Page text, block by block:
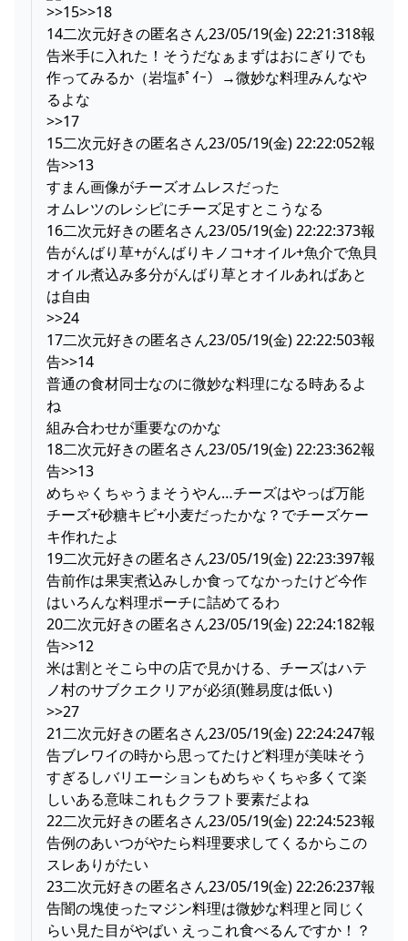
>>15>>18
14二次元好きの匿名さん23/05/19(金) 22:21:318報
告米手に入れた！そうだなぁまずはおにぎりでも
作ってみるか（岩塩ﾎﾟｲｰ）→微妙な料理みんなや
るよな
>>17
15二次元好きの匿名さん23/05/19(金) 22:22:052報
告>>13
すまん画像がチーズオムレスだった
オムレツのレシピにチーズ足すとこうなる
16二次元好きの匿名さん23/05/19(金) 22:22:373報
告がんばり草+がんばりキノコ+オイル+魚介で魚貝
オイル煮込み多分がんばり草とオイルあればあと
は自由
>>24
17二次元好きの匿名さん23/05/19(金) 22:22:503報
告>>14
普通の食材同士なのに微妙な料理になる時あるよ
ね
組み合わせが重要なのかな
18二次元好きの匿名さん23/05/19(金) 22:23:362報
告>>13
めちゃくちゃうまそうやん…チーズはやっぱ万能
チーズ+砂糖キビ+小麦だったかな？でチーズケー
キ作れたよ
19二次元好きの匿名さん23/05/19(金) 22:23:397報
告前作は果実煮込みしか食ってなかったけど今作
はいろんな料理ポーチに詰めてるわ
20二次元好きの匿名さん23/05/19(金) 22:24:182報
告>>12
米は割とそこら中の店で見かける、チーズはハテ
ノ村のサブクエクリアが必須(難易度は低い)
>>27
21二次元好きの匿名さん23/05/19(金) 22:24:247報
告ブレワイの時から思ってたけど料理が美味そう
すぎるしバリエーションもめちゃくちゃ多くて楽
しいある意味これもクラフト要素だよね
22二次元好きの匿名さん23/05/19(金) 22:24:523報
告例のあいつがやたら料理要求してくるからこの
スレありがたい
23二次元好きの匿名さん23/05/19(金) 22:26:237報
告闇の塊使ったマジン料理は微妙な料理と同じく
らい見た目がやばい えっこれ食べるんですか！？